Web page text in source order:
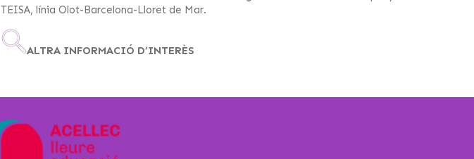
TEISA, línia Olot-Barcelona-Lloret de Mar.
ALTRA INFORMACIÓ D’INTERÈS